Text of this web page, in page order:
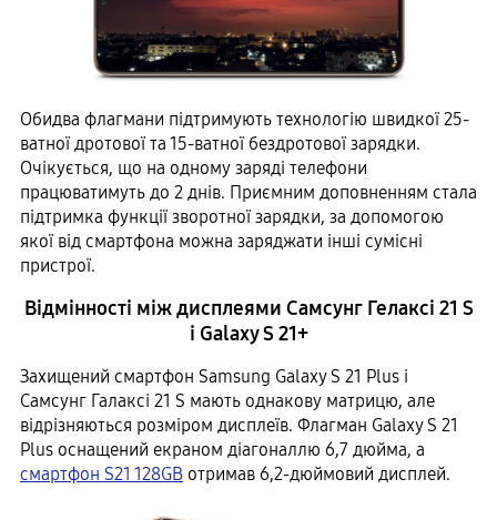
Обидва флагмани підтримують технологію швидкої 25-
ватної дротової та 15-ватної бездротової зарядки.
Очікується, що на одному заряді телефони
працюватимуть до 2 днів. Приємним доповненням стала
підтримка функції зворотної зарядки, за допомогою
якої від смартфона можна заряджати інші сумісні
пристрої.
Відмінності між дисплеями Самсунг Гелаксі 21 S
і Galaxy S 21+
Захищений смартфон Samsung Galaxy S 21 Plus і
Самсунг Галаксі 21 S мають однакову матрицю, але
відрізняються розміром дисплеїв. Флагман Galaxy S 21
Plus оснащений екраном діагоналлю 6,7 дюйма, а
смартфон S21 128GB отримав 6,2-дюймовий дисплей.